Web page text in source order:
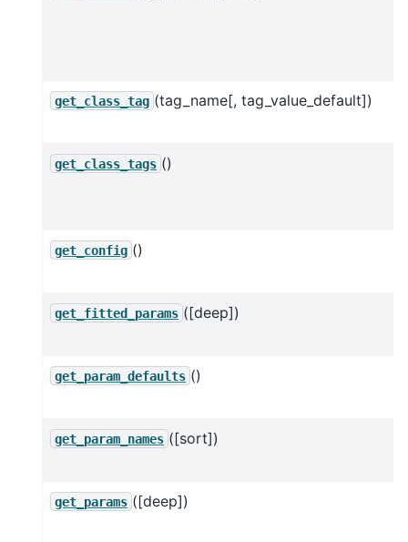
get_class_tag (tag_name[, tag_value_default])
get_class_tags ()
get_config ()
get_fitted_params ([deep])
get_param_defaults ()
get_param_names ([sort])
get_params ([deep])